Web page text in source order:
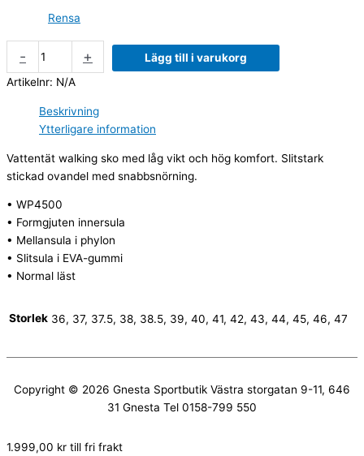
Rensa
- +
Lägg till i varukorg
Artikelnr: N/A
Beskrivning
Ytterligare information
Vattentät walking sko med låg vikt och hög komfort. Slitstark
stickad ovandel med snabbsnörning.
• WP4500
• Formgjuten innersula
• Mellansula i phylon
• Slitsula i EVA-gummi
• Normal läst
Storlek 36, 37, 37.5, 38, 38.5, 39, 40, 41, 42, 43, 44, 45, 46, 47
Copyright © 2026 Gnesta Sportbutik Västra storgatan 9-11, 646
31 Gnesta Tel 0158-799 550
1.999,00 kr till fri frakt